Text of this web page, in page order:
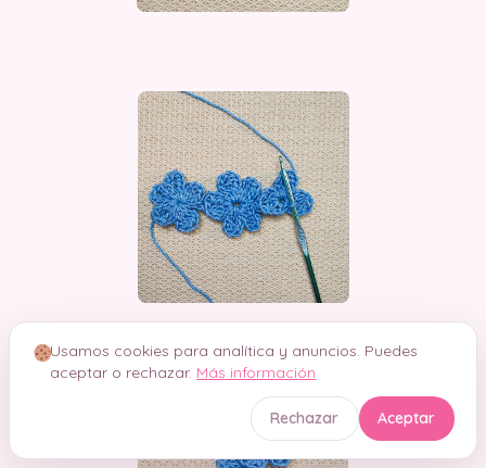
Usamos cookies para analítica y anuncios. Puedes
aceptar o rechazar. Más información
Rechazar Aceptar